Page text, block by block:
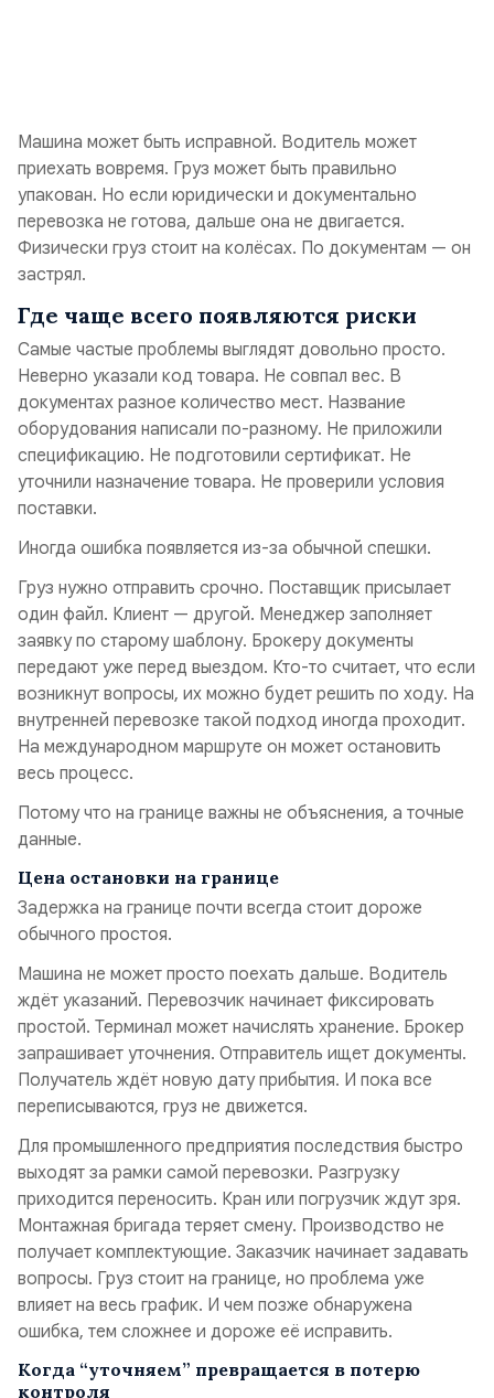
Машина может быть исправной. Водитель может
приехать вовремя. Груз может быть правильно
упакован. Но если юридически и документально
перевозка не готова, дальше она не двигается.
Физически груз стоит на колёсах. По документам — он
застрял.
Где чаще всего появляются риски
Самые частые проблемы выглядят довольно просто.
Неверно указали код товара. Не совпал вес. В
документах разное количество мест. Название
оборудования написали по-разному. Не приложили
спецификацию. Не подготовили сертификат. Не
уточнили назначение товара. Не проверили условия
поставки.
Иногда ошибка появляется из-за обычной спешки.
Груз нужно отправить срочно. Поставщик присылает
один файл. Клиент — другой. Менеджер заполняет
заявку по старому шаблону. Брокеру документы
передают уже перед выездом. Кто-то считает, что если
возникнут вопросы, их можно будет решить по ходу. На
внутренней перевозке такой подход иногда проходит.
На международном маршруте он может остановить
весь процесс.
Потому что на границе важны не объяснения, а точные
данные.
Цена остановки на границе
Задержка на границе почти всегда стоит дороже
обычного простоя.
Машина не может просто поехать дальше. Водитель
ждёт указаний. Перевозчик начинает фиксировать
простой. Терминал может начислять хранение. Брокер
запрашивает уточнения. Отправитель ищет документы.
Получатель ждёт новую дату прибытия. И пока все
переписываются, груз не движется.
Для промышленного предприятия последствия быстро
выходят за рамки самой перевозки. Разгрузку
приходится переносить. Кран или погрузчик ждут зря.
Монтажная бригада теряет смену. Производство не
получает комплектующие. Заказчик начинает задавать
вопросы. Груз стоит на границе, но проблема уже
влияет на весь график. И чем позже обнаружена
ошибка, тем сложнее и дороже её исправить.
Когда “уточняем” превращается в потерю
контроля